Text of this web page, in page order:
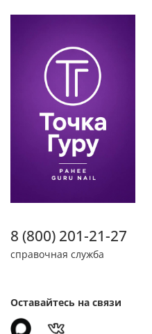
8 (800) 201-21-27
справочная служба
Оставайтесь на связи